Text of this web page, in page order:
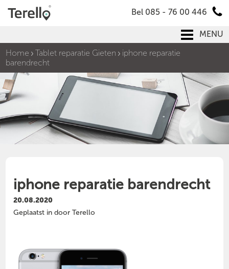
Bel 085 - 76 00 446
MENU
Home
Tablet reparatie Gieten
iphone reparatie
barendrecht
iphone reparatie barendrecht
20.08.2020
Geplaatst in door Terello